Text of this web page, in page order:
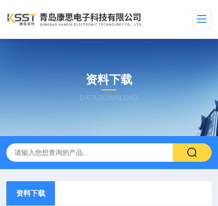
资料下载
DATA DOWNLOAD
资料下载